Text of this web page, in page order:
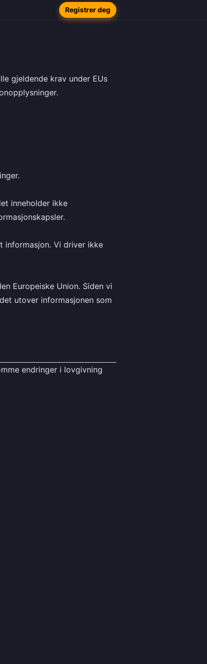
Registrer deg
gjeldende krav under EUs
inneholder ikke
informasjon. Vi driver ikke
Europeiske Union. Siden vi
utover informasjonen som
endringer i lovgivning